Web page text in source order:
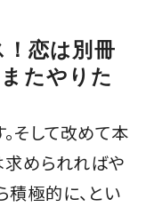
恋は別冊
たやりた
そして改めて本
求められればや
極的に、とい